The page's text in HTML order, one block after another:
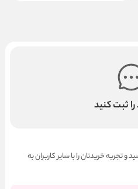
ثبت کنید
و تجربه خریدتان را با سایر کاربران به